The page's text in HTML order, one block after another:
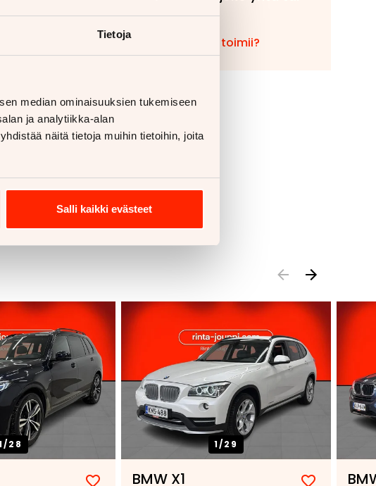
Tietoja
median ominaisuuksien tukemiseen
ja analytiikka-alan
näitä tietoja muihin tietoihin, joita
Salli kaikki evästeet
Miten vaihto toimii?
28 1/29
BMW X1